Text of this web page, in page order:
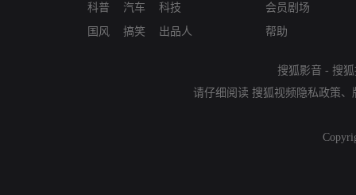
科普
国风
汽车
搞笑
科技
出品人
会员剧场
帮助
搜狐影音 - 搜
请仔细阅读 搜狐视频隐私政策、